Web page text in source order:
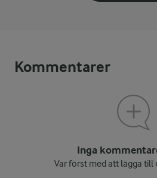
Kommentarer
Inga
Var först med att lägga